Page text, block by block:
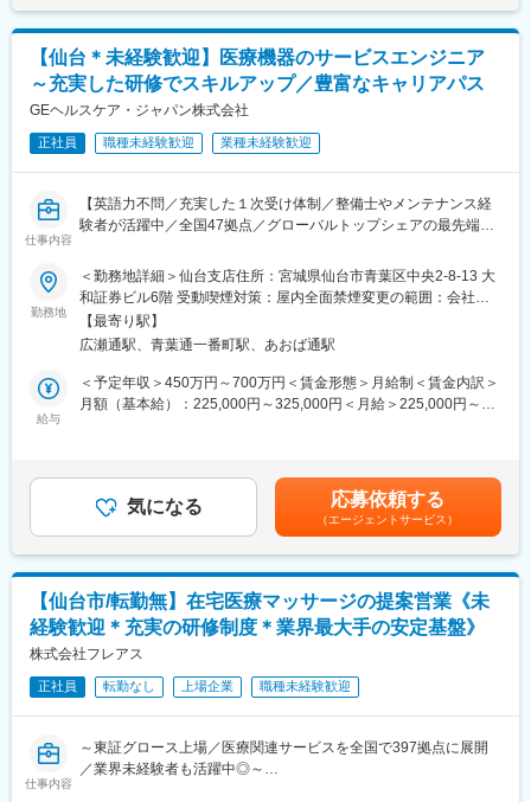
改革を進めてきました。結果、医療向けシステムが全売上の4割以
上を占めるまでに事業を拡大しました。
変更の範囲：会社の定める業務
ントと協力して、開業の支援をします。集患シュミレーションで
ある診療圏の分析、収益予測のノウハウがあり、付加価値の高い
提案型の営業を目指します。
《既設新規先》
すでに開業している医療機関等との取引を開拓します。リースや
分割払いでの取引を提案し、医療機器の円滑な導入や、省エネ設
備の導入など施設運営の効率化をサポートする等、幅広い提案に
より取引の獲得を目指します。
医療機器を中心に必需品を4～5年の期間でリース契約（貸出）を
行います。
取引先の医療機器メーカーや金融機関と連携し、医療機関向けの
リースサービスを提供しています。扱うリース商品は、医療機器
物件などです。
対して幅広く提案ができるため、当社で完結させることが可能で
す。
【研修体制】
配属店で2ヶ月の研修があり、リースや医療業界の基礎知識、OJT
での外訪・事務処理を習得いただきます。
【おすすめポイント】
■やりがい・貢献性◎
医療機関にとって、施設運営に関わる機器や物品などは金額が大
す。
【仙台＊未経験歓迎】医療機器のサービスエンジニア
～充実した研修でスキルアップ／豊富なキャリアパス
GEヘルスケア・ジャパン株式会社
正社員 職種未経験歓迎 業種未経験歓迎
仕事内容
【英語力不問／充実した１次受け体制／整備士やメンテナンス経
験者が活躍中／全国47拠点／グローバルトップシェアの最先端医
■業務内容：
医療画像診断装置（CT,MRI）、超音波診断装置や麻酔器
（LCS）、生体モニターを展開する同社のサービスステーション
の一員として、下記のような業務をお任せします。
・医療装置の保守 修理、点検等メンテナンス
・機器導入後の技術支援や購入前後のサポート
・技術的な問い合わせ対応
■就業環境：年間を通しての残業時間は平均して30～40時間とな
っており、夜間の対応につきましては月1, 2回のペースです。一次
対応はコールセンターが行い、現場での対応が必要な場合のみ、
を求められることはありません。
■サポート体制：不明な点は本部アプリケーションエンジニアおよ
びテクニカルサポートエンジニアがいるため、最初は専門的な知
識はそこまで持っていなくても大丈夫です。スキルを備えたあと
は土日（当番制）に呼び出しはありますが一次対応はコールセン
ターが行い、現場での対応が必要な場合のみ、出勤します。また
呼び出し手当、待機手当、時間外出勤手当などはしっかり完備さ
れております。
■研修制度：各営業所の先輩社員とOJT形式で半年～1年程度かけ
て育成を行います。過去にも未経験の方も多く入社していますの
勤務地
＜勤務地詳細＞仙台支店住所：宮城県仙台市青葉区中央2-8-13 大
和証券ビル6階 受動喫煙対策：屋内全面禁煙変更の範囲：会社の
定める事業所（リモートワーク含む）
【最寄り駅】
広瀬通駅、青葉通一番町駅、あおば通駅
給与
＜予定年収＞450万円～700万円＜賃金形態＞月給制＜賃金内訳＞
月額（基本給）：225,000円～325,000円＜月給＞225,000円～
までも目安の金額であり、選考を通じて上下する可能性がありま
す。月給(月額)は固定手当を含めた表記です。賃金はあくまでも目
安の金額であり、選考を通じて上下する可能性があります。月給
(月額)は固定手当を含めた表記です。
気になる 応募依頼する
（エージェントサービス）
【仙台市/転勤無】在宅医療マッサージの提案営業《未
経験歓迎＊充実の研修制度＊業界最大手の安定基盤》
株式会社フレアス
正社員 転勤なし 上場企業 職種未経験歓迎
仕事内容
～東証グロース上場／医療関連サービスを全国で397拠点に展開
／業界未経験者も活躍中◎～